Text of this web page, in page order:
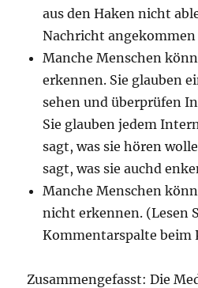
aus den Haken nicht
Nachricht
Manche Menschen
erkennen. Sie glauben
sehen und überprüfen
Sie glauben jedem
sagt, was sie hören
sagt, was sie auchd
Manche Menschen
nicht erkennen. (Lesen
Kommentarspalte beim
Zusammengefasst: Die